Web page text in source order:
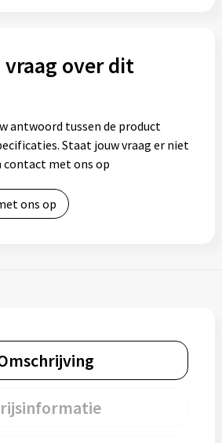
vraag over dit
antwoord tussen de product
Staat jouw vraag er niet
contact met ons op
ons op